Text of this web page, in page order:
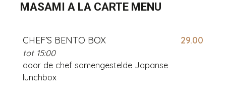
MASAMI A LA CARTE MENU
CHEF’S BENTO BOX 29.00
tot 15:00
door de chef samengestelde Japanse
lunchbox